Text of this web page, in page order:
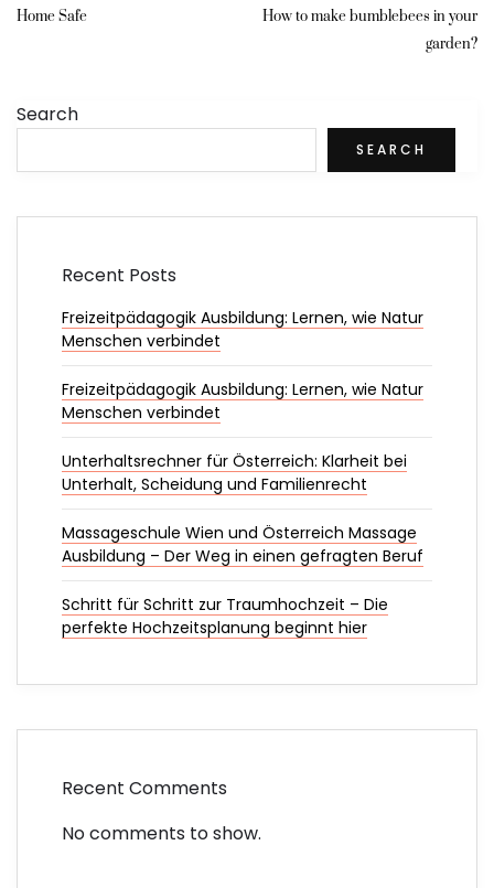
Home Safe
How to make bumblebees in your
garden?
Search
SEARCH
Recent Posts
Freizeitpädagogik Ausbildung: Lernen, wie Natur
Menschen verbindet
Freizeitpädagogik Ausbildung: Lernen, wie Natur
Menschen verbindet
Unterhaltsrechner für Österreich: Klarheit bei
Unterhalt, Scheidung und Familienrecht
Massageschule Wien und Österreich Massage
Ausbildung – Der Weg in einen gefragten Beruf
Schritt für Schritt zur Traumhochzeit – Die
perfekte Hochzeitsplanung beginnt hier
Recent Comments
No comments to show.